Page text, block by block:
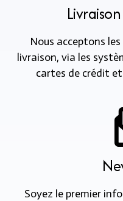
Nous acceptons
livraison, via les
cartes de crédit
Soyez le premier